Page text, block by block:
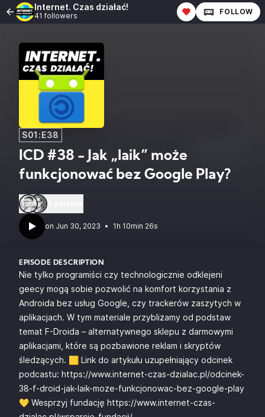
Internet. Czas działać!
41 followers FOLLOW
S01:E38
ICD #38 - Jak „laik” może
funkcjonować bez Google Play?
• 1h 10min 26s
EPISODE DESCRIPTION
Nie tylko programiści czy technologicznie odklejeni
geecy mogą sobie pozwolić na komfort korzystania z
Androida bez usług Google, czy trackerów zaszytych w
aplikacjach. W tym materiale przybliżamy od podstaw
temat F-Droida – alternatywnego sklepu z darmowymi
aplikacjami, które są pozbawione reklam i skryptów
śledzących. 🟨 Link do artykułu uzupełniający odcinek
podcastu: https://www.internet-czas-dzialac.pl/odcinek-
38-f-droid-jak-laik-moze-funkcjonowac-bez-google-play
💛 Wesprzyj fundację https://www.internet-czas-